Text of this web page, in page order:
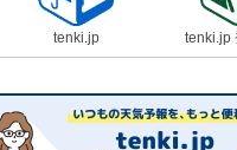
tenki.jp tenki.jp